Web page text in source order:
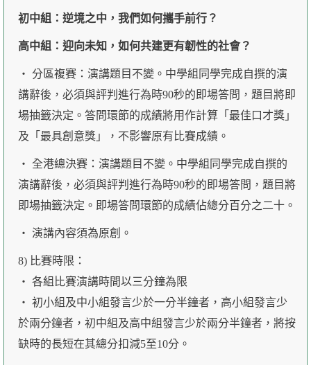
初中組：逆境之中，我們如何攜手前行？
高中組：迎向未知，如何共建更有韌性的社會？
‧ 分區複賽：演講題目不變。中學組同學完成自撰的演
講辭後，必須與評判進行為時90秒的即場答問，題目將即
場抽籤決定。答問環節的成績將用作計算「最佳口才獎」
及「最具創意獎」，不影響原有比賽成績。
‧ 全港總決賽：演講題目不變。中學組同學完成自撰的
演講辭後，必須與評判進行為時90秒的即場答問，題目將
即場抽籤決定。即場答問環節的成績佔總分百分之二十。
‧ 演講內容須為原創。
8) 比賽時限：
‧ 各組比賽演講時間以三分鐘為限
‧ 初小組及中小組發言少於一分半鐘者，高小組發言少
於兩分鐘者，初中組及高中組發言少於兩分半鐘者，將按
缺時的長短在其總分扣減5至10分。